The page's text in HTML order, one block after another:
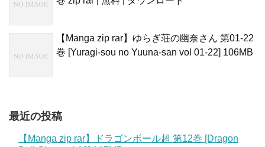
【Manga zip rar】ゆらぎ荘の幽奈さん 第01-22
巻 [Yuragi-sou no Yuuna-san vol 01-22] 106MB
最近の投稿
【Manga zip rar】ドラゴンボール超 第12巻 [Dragon